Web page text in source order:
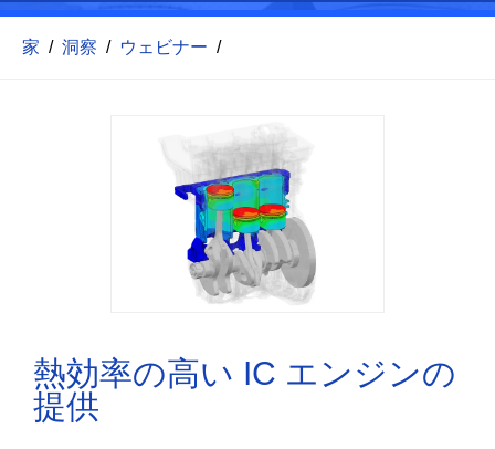
家 / 洞察 / ウェビナー /
熱効率の高い IC エンジンの
提供